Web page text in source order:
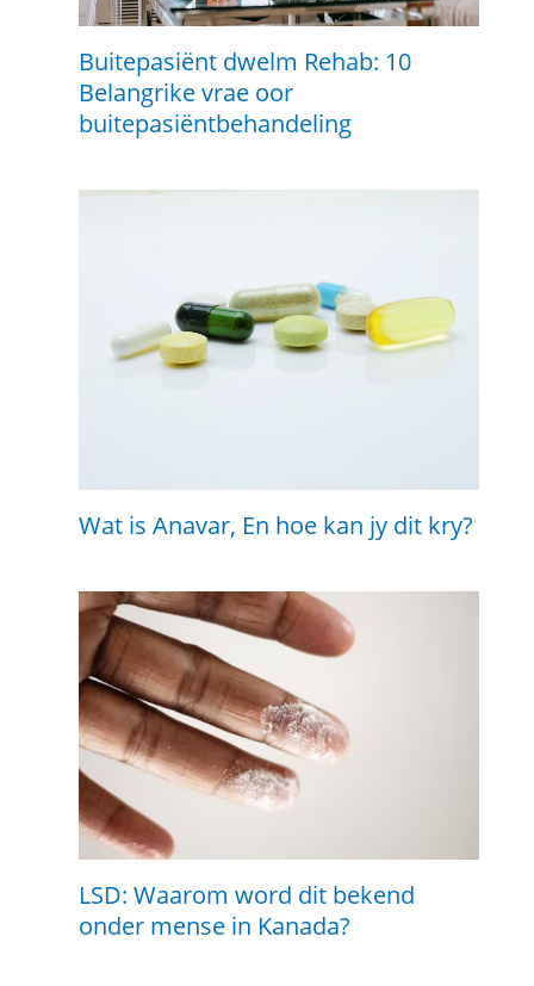
Buitepasiënt dwelm Rehab: 10
Belangrike vrae oor
buitepasiëntbehandeling
Wat is Anavar, En hoe kan jy dit kry?
LSD: Waarom word dit bekend
onder mense in Kanada?